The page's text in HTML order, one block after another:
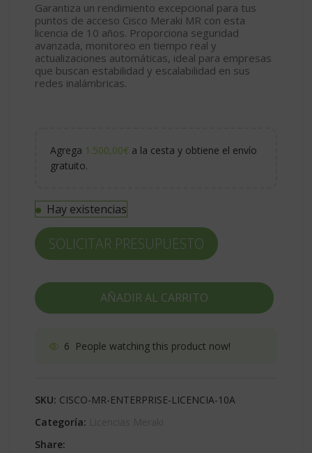
Garantiza un rendimiento excepcional para tus
puntos de acceso Cisco Meraki MR con esta
licencia de 10 años. Proporciona seguridad
avanzada, monitoreo en tiempo real y
actualizaciones automáticas, ideal para empresas
que buscan estabilidad y escalabilidad en sus
redes inalámbricas.
Agrega 1.500,00€ a la cesta y obtiene el envío
gratuito.
Hay existencias
AÑADIR AL CARRITO
SOLICITAR PRESUPUESTO
6 People watching this product now!
SKU: CISCO-MR-ENTERPRISE-LICENCIA-10A
Categoría:
Share: